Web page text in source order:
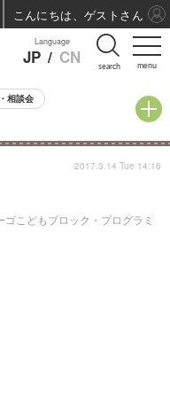
menu
Language
JP / CN search
相談会
こどもブロック・プログラミ
2017.3.14 Tue 14:16
こんにちは、ゲストさん